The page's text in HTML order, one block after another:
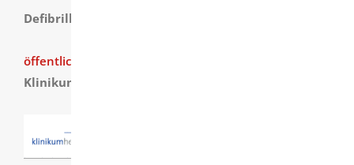
Defibrillatoren
öffentlich Standorte
Klinikum Heidenheim